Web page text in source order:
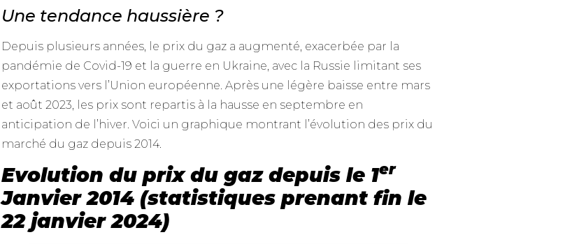
Une tendance haussière ?
Depuis plusieurs années, le prix du gaz a augmenté, exacerbée par la
pandémie de Covid-19 et la guerre en Ukraine, avec la Russie limitant ses
exportations vers l’Union européenne. Après une légère baisse entre mars
et août 2023, les prix sont repartis à la hausse en septembre en
anticipation de l’hiver. Voici un graphique montrant l’évolution des prix du
marché du gaz depuis 2014.
Evolution du prix du gaz depuis le 1er
Janvier 2014 (statistiques prenant fin le
22 janvier 2024)